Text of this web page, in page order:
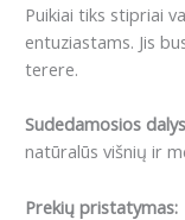
Puikiai tiks stipriai
entuziastams. Jis
terere.
Sudedamosios
natūralūs višnių ir
Prekių pristatymas: